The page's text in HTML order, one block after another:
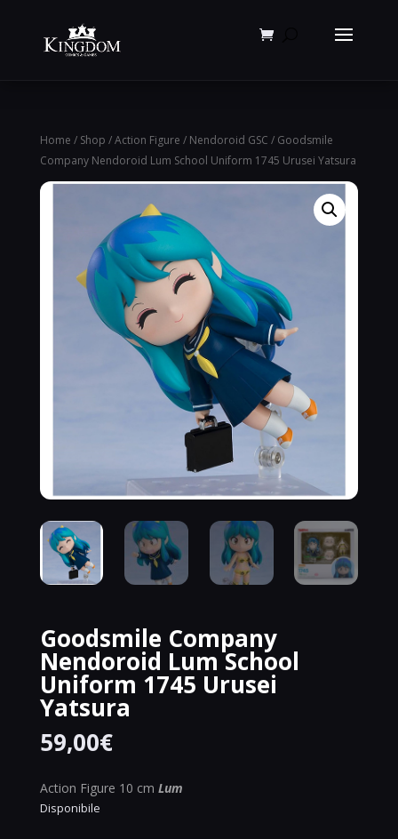
Home / Shop /Action Figure / Nendoroid GSC / Goodsmile
Company Nendoroid Lum School Uniform 1745 Urusei Yatsura
Goodsmile Company
Nendoroid Lum School
Uniform 1745 Urusei
Yatsura
59,00€
Action Figure 10 cm Lum
Disponibile